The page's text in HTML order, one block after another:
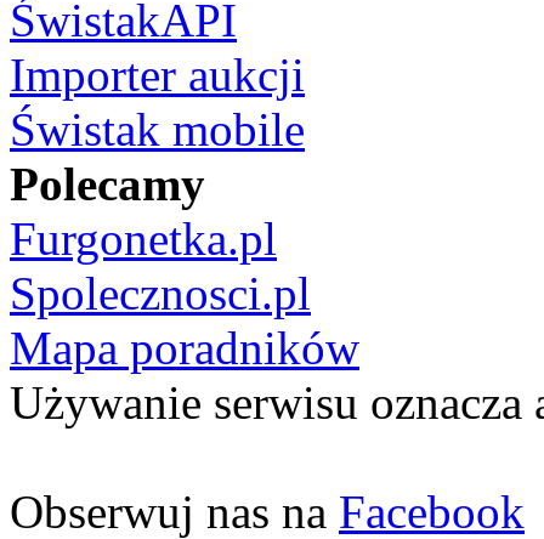
ŚwistakAPI
Importer aukcji
Świstak mobile
Polecamy
Furgonetka.pl
Spolecznosci.pl
Mapa poradników
Używanie serwisu oznacza
Obserwuj nas na Facebook